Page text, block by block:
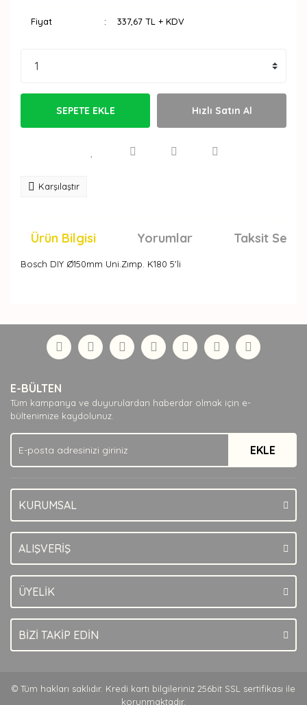
Fiyat 337,67 TL + KDV
SEPETE EKLE Hızlı Satın Al
Karşılaştır
Ürün Bilgisi Yorumlar Taksit
Bosch DIY Ø150mm Uni.Zımp. K180 5'li
Yorum Yaz
formunu kullanarak tarafımıza iletebilirsiniz.
Görüş ve önerileriniz için teşekkür ederiz.
Ürün açıklamasında eksik bilgiler bulunuyor.
Ürün bilgilerinde hatalar bulunuyor.
Ürün fiyatı diğer sitelerden daha pahalı.
Bu ürüne benzer farklı alternatifler olmalı.
E-BÜLTEN
Tüm kampanya ve duyurulardan haberdar olmak için e-
bültenimize kaydolunuz.
EKLE
KURUMSAL
ALIŞVERİŞ
ÜYELİK
BİZİ TAKİP EDİN
© Tüm hakları saklıdır. Kredi kartı bilgileriniz 256bit SSL sertifikası ile
korunmaktadır.